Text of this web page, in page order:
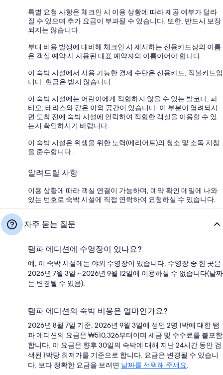
특별 요청 사항은 체크인 시 이용 상황에 따라 제공 여부가 달라
질 수 있으며 추가 요금이 부과될 수 있습니다. 또한, 반드시 보장
되지는 않습니다.
부대 비용 발생에 대비해 체크인 시 제시하는 신용카드상의 이름
은 객실 예약 시 사용된 대표 예약자의 이름이어야 합니다.
이 숙박 시설에서 사용 가능한 결제 수단은 신용카드, 직불카드입
니다. 현금은 받지 않습니다.
이 숙박 시설에는 어린이에게 적합하지 않을 수 있는 발코니, 파
티오, 테라스와 같은 야외 공간이 있습니다. 이 부분이 염려되시
면 도착 전에 숙박 시설에 연락하여 적합한 객실을 이용할 수 있
는지 확인하시기 바랍니다.
이 숙박 시설은 위생을 위한 노력(메리어트)의 청소 및 소독 지침
을 준수합니다.
알려드릴 사항
이용 상황에 따라 객실 연결이 가능하며, 예약 확인 메일에 나와
있는 번호로 숙박 시설에 직접 연락하여 요청하실 수 있습니다.
자주 묻는 질문
탬파 에디션에 수영장이 있나요?
예, 이 숙박 시설에는 야외 수영장이 있습니다. 수영장 중 한 곳은
2026년 7월 3일 ~ 2026년 9월 12일에 이용하실 수 없습니다(날짜
는 변경될 수 있음).
탬파 에디션의 숙박 비용은 얼마인가요?
2026년 8월 7일 기준, 2026년 9월 3일에 성인 2명 1박에 대한 탬
파 에디션의 요금은 ₩510,326부터이며 세금 및 수수료를 불포함
합니다. 이 요금은 향후 30일의 숙박에 대해 지난 24시간 동안 검
색된 1박당 최저가를 기준으로 합니다. 요금은 변경될 수 있습니
다. 보다 정확한 요금을 보려면 날짜를 선택해 주세요.